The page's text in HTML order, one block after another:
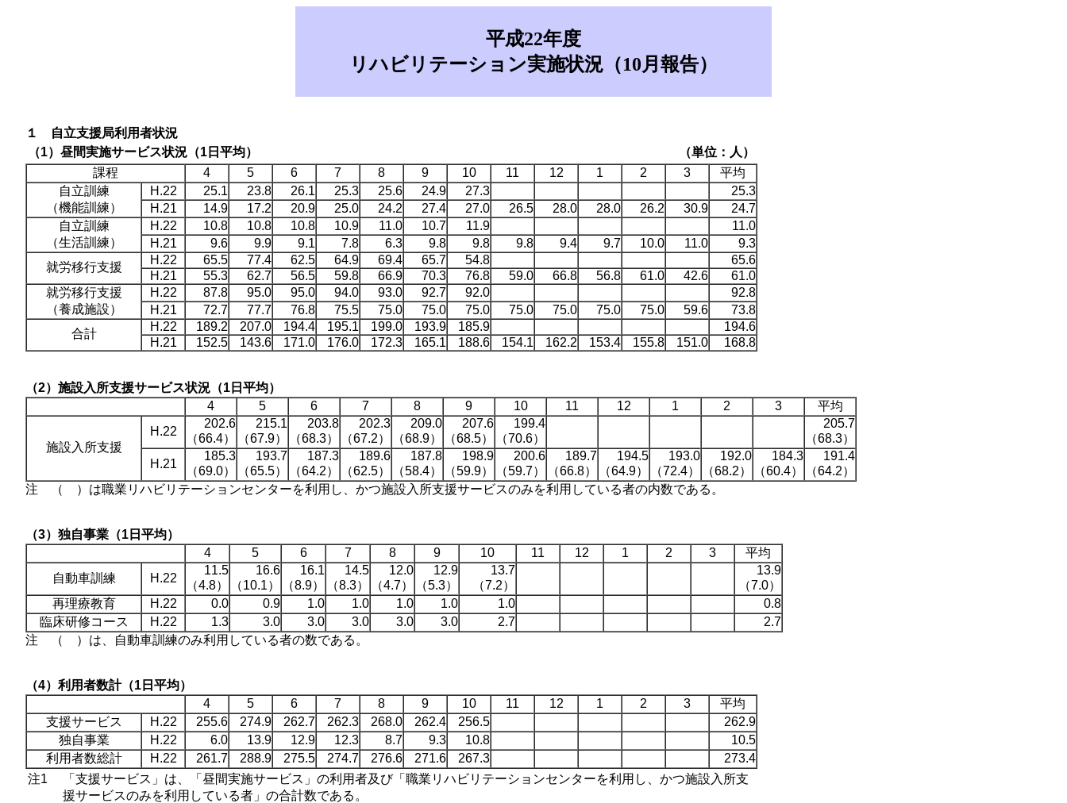
平成22年度
リハビリテーション実施状況（10月報告）
１ 自立支援局利用者状況
（1）昼間実施サービス状況（1日平均）
（単位：人）
課程
4 5 6 7 8 9 10 11 12 1 2 3
平均
自立訓練
（機能訓練）
H.22 25.1 23.8 26.1 25.3 25.6 24.9 27.3
25.3
H.21
14.9 17.2 20.9 25.0 24.2 27.4 27.0 26.5 28.0 28.0 26.2 30.9
24.7
自立訓練
（生活訓練）
H.22 10.8 10.8 10.8 10.9 11.0 10.7 11.9
11.0
H.21
9.6 9.9 9.1 7.8 6.3 9.8 9.8 9.8 9.4 9.7 10.0 11.0
9.3
就労移行支援
H.22 65.5 77.4 62.5 64.9 69.4 65.7 54.8
65.6
H.21
55.3 62.7 56.5 59.8 66.9 70.3 76.8 59.0 66.8 56.8 61.0 42.6
61.0
就労移行支援
（養成施設）
H.22 87.8 95.0 95.0 94.0 93.0 92.7 92.0
92.8
H.21
72.7 77.7 76.8 75.5 75.0 75.0 75.0 75.0 75.0 75.0 75.0 59.6
73.8
合計
H.22 189.2 207.0 194.4 195.1 199.0 193.9 185.9
194.6
H.21
152.5 143.6 171.0 176.0 172.3 165.1 188.6 154.1 162.2 153.4 155.8 151.0 168.8
（2）施設入所支援サービス状況（1日平均）
4
5 6 7 8 9 10 11 12 1 2 3 平均
施設入所支援
H.22
202.6
（66.4）
215.1
（67.9）
203.8
（68.3）
202.3
（67.2）
209.0
（68.9）
207.6
（68.5）
199.4
（70.6）
205.7
（68.3）
H.21
185.3
（69.0）
193.7
（65.5）
187.3
（64.2）
189.6
（62.5）
187.8
（58.4）
198.9
（59.9）
200.6
（59.7）
189.7
（66.8）
194.5
（64.9）
193.0
（72.4）
192.0
（68.2）
184.3
（60.4）
191.4
（64.2）
注 （ ）は職業リハビリテーションセンターを利用し、かつ施設入所支援サービスのみを利用している者の内数である。
（3）独自事業（1日平均）
4
5 6 7 8 9 10 11 12 1 2 3
平均
自動車訓練
H.22
11.5
（4.8）
16.6
（10.1）
16.1
（8.9）
14.5
（8.3）
12.0
（4.7）
12.9
（5.3）
13.7
（7.2）
13.9
（7.0）
再理療教育
H.22 0.0 0.9 1.0 1.0 1.0 1.0 1.0
0.8
臨床研修コース
H.22 1.3 3.0 3.0 3.0 3.0 3.0 2.7
2.7
注 （ ）は、自動車訓練のみ利用している者の数である。
（4）利用者数計（1日平均）
4
5 6 7 8 9 10 11 12 1 2 3
平均
支援サービス
H.22 255.6 274.9 262.7 262.3 268.0 262.4 256.5
262.9
独自事業
H.22 6.0 13.9 12.9 12.3 8.7 9.3 10.8
10.5
利用者数総計
H.22 261.7 288.9 275.5 274.7 276.6 271.6 267.3
273.4
注1
「支援サービス」は、「昼間実施サービス」の利用者及び「職業リハビリテーションセンターを利用し、かつ施設入所支
援サービスのみを利用している者」の合計数である。